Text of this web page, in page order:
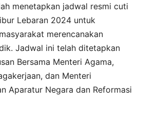
menetapkan jadwal resmi cuti
Lebaran 2024 untuk
merencanakan
Jadwal ini telah ditetapkan
Bersama Menteri Agama,
dan Menteri
Aparatur Negara dan Reformasi